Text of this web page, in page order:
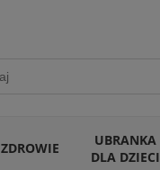
ZDROWIE
UBRANKA
DLA DZIECI